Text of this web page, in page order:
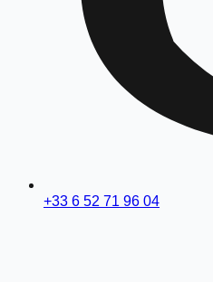
+33 6 52 71 96 04